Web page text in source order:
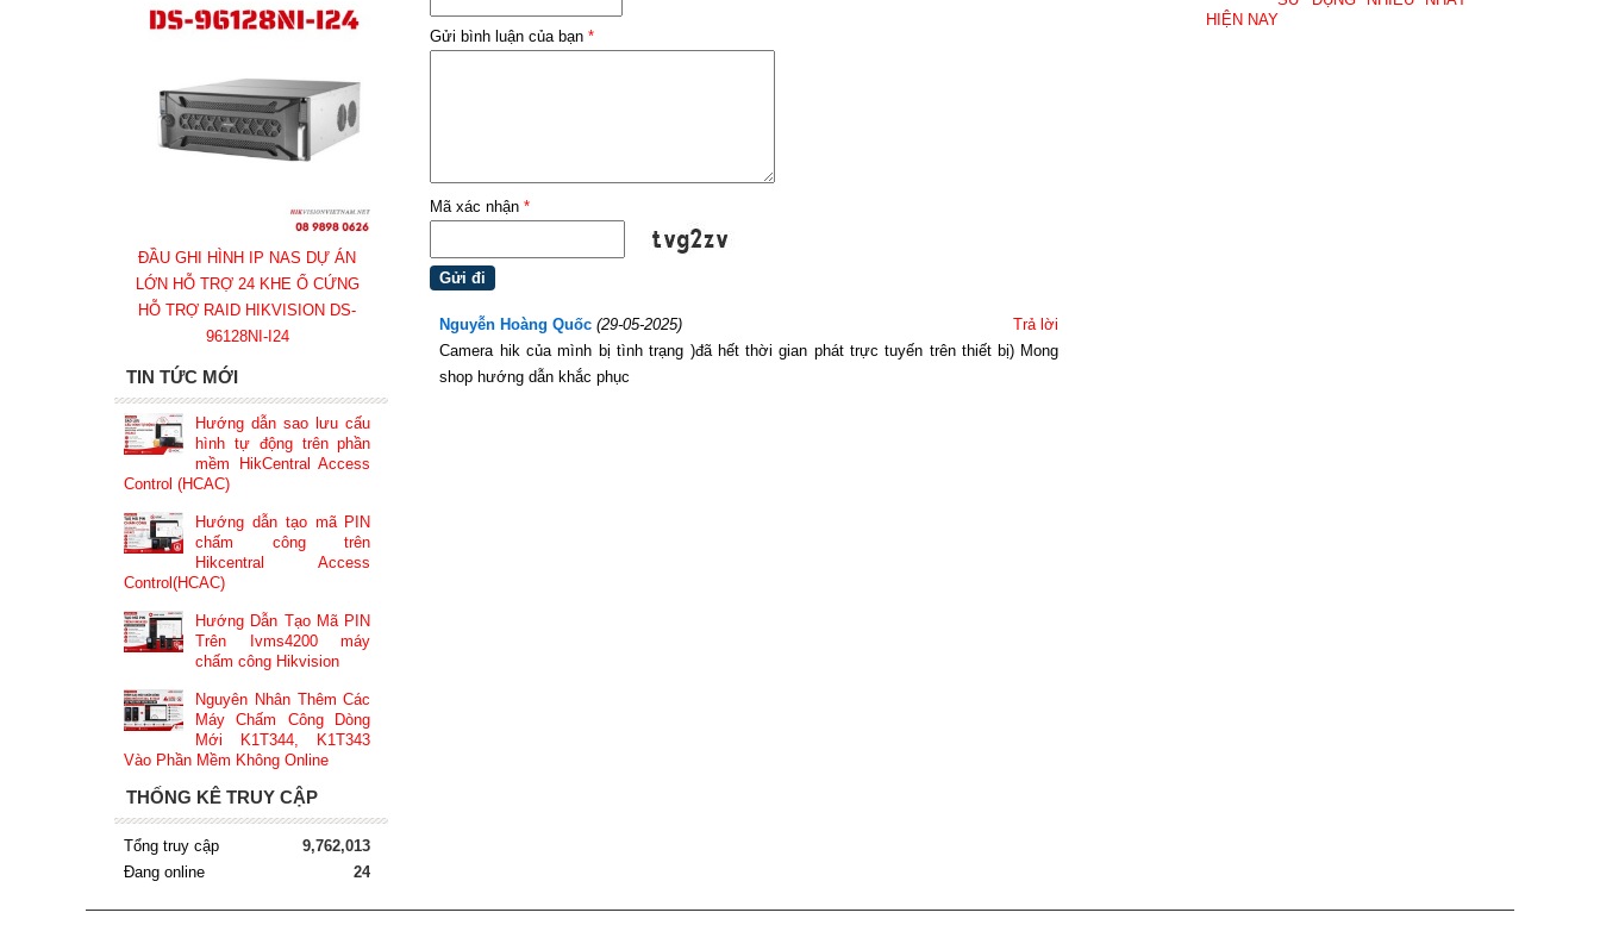
Gửi bình luận của bạn*
Mã xác nhận*
Nguyễn Hoàng Quốc (29-05-2025)
Trả lời
Camera hik của mình bị tình trạng )đã hết thời gian phát trực tuyến trên thiết bị) Mong
shop hướng dẫn khắc phục
HIỆN NAY
ĐẦU GHI HÌNH IP NAS DỰ ÁN
LỚN HỖ TRỢ 24 KHE Ổ CỨNG
HỖ TRỢ RAID HIKVISION DS-
96128NI-I24
TIN TỨC MỚI
Hướng dẫn sao lưu cấu
hình tự động trên phần
mềm HikCentral Access
Control (HCAC)
Hướng dẫn tạo mã PIN
chấm công trên
Hikcentral Access
Control(HCAC)
Hướng Dẫn Tạo Mã PIN
Trên Ivms4200 máy
chấm công Hikvision
Nguyên Nhân Thêm Các
Máy Chấm Công Dòng
Mới K1T344, K1T343
Vào Phần Mềm Không Online
THỐNG KÊ TRUY CẬP
Tổng truy cập
9,762,013
Đang online
24